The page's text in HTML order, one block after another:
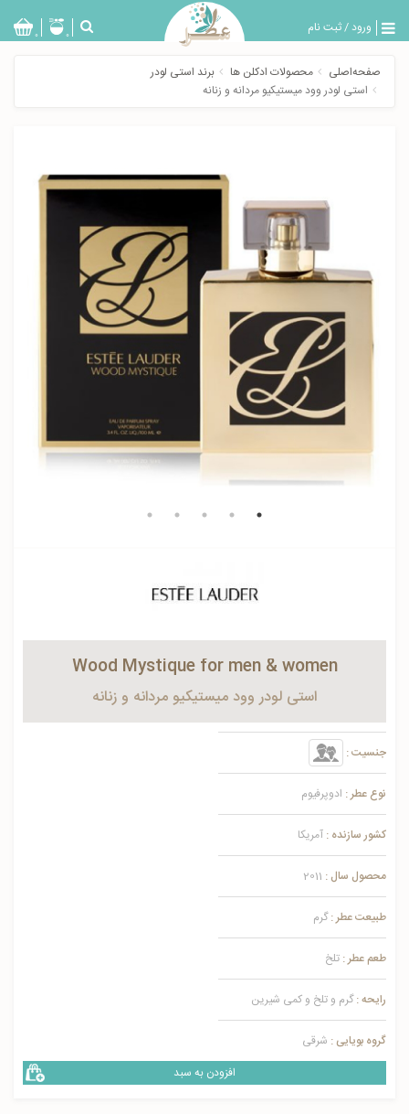
ورود/ثبت نام
بازگشت
0 0
صفحه‌اصلی محصولات ادکلن ها
برند استی لودر
استی لودر وود میستیکیو مردانه و زنانه
Wood Mystique for men & women
استی لودر وود میستیکیو مردانه و زنانه
جنسیت :
نوع عطر : ادوپرفیوم
کشور سازنده : آمریکا
محصول سال : 2011
طبیعت عطر : گرم
طعم عطر : تلخ
رایحه : گرم و تلخ و کمی شیرین
گروه بویایی : شرقی
افزودن به سبد